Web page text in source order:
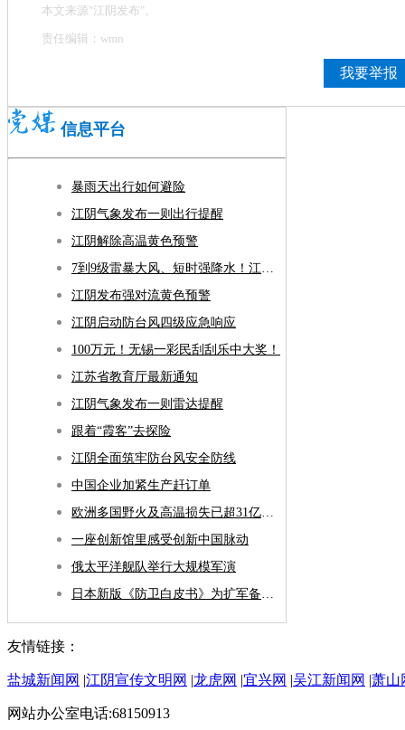
本文来源"江阴发布"。
责任编辑：wmn
我要举报
信息平台
暴雨天出行如何避险
江阴气象发布一则出行提醒
江阴解除高温黄色预警
7到9级雷暴大风、短时强降水！江阴人下午别出门了！
江阴发布强对流黄色预警
江阴启动防台风四级应急响应
100万元！无锡一彩民刮刮乐中大奖！
江苏省教育厅最新通知
江阴气象发布一则雷达提醒
跟着“霞客”去探险
江阴全面筑牢防台风安全防线
中国企业加紧生产赶订单
欧洲多国野火及高温损失已超31亿欧元
一座创新馆里感受创新中国脉动
俄太平洋舰队举行大规模军演
日本新版《防卫白皮书》为扩军备武铺路
友情链接：
盐城新闻网 |江阴宣传文明网 |龙虎网 |宜兴网 |吴江新闻网 |萧山
网站办公室电话:68150913